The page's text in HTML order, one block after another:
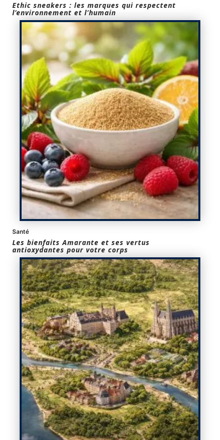
Ethic sneakers : les marques qui respectent
l’environnement et l’humain
Santé
Les bienfaits Amarante et ses vertus
antioxydantes pour votre corps